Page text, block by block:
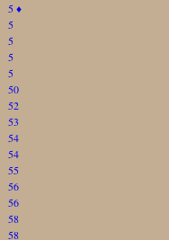
5♦
5
5
5
5
50
52
53
54
54
55
56
56
58
58